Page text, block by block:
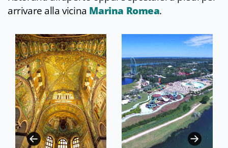
arrivare alla vicina Marina Romea.